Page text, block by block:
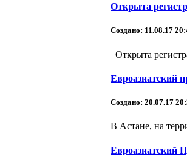
Открыта
Создано: 11.08.17
Открыта
Евроазиатский
Создано: 20.07.17
В Астане, на
Евроазиатский